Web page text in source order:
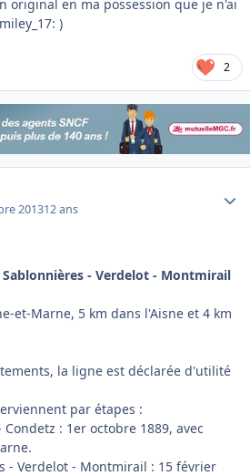
original en ma possession que je n'ai
)
2
201312 ans
Sablonnières - Verdelot - Montmirail
et-Marne, 5 km dans l'Aisne et 4 km
la ligne est déclarée d'utilité
par étapes :
Condetz : 1er octobre 1889, avec
- Verdelot - Montmirail : 15 février